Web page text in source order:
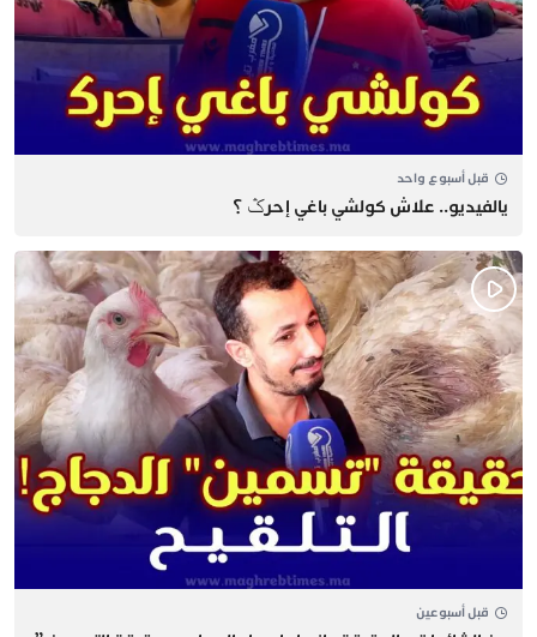
قبل أسبوع واحد
يالفيديو.. علاش كولشي باغي إحرݣ ؟
قبل أسبوعين